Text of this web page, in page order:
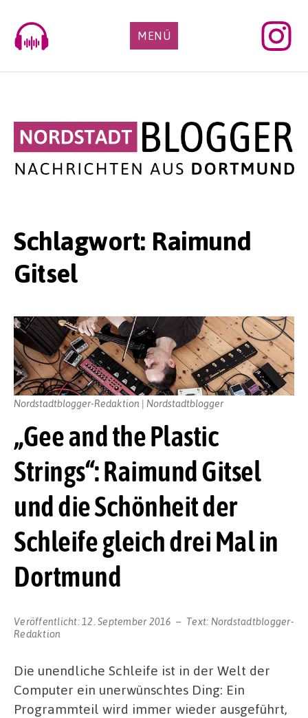
content
MENÜ
Schlagwort: Raimund
Gitsel
„Gee and the Plastic
Strings“: Raimund Gitsel
und die Schönheit der
Schleife gleich drei Mal in
Dortmund
Veröffentlicht: 12. September 2016 Text: Nordstadtblogger-
Redaktion
Nordstadtblogger-Redaktion | Nordstadtblogger
Die unendliche Schleife ist in der Welt der
Computer ein unerwünschtes Ding: Ein
Programmteil wird immer wieder ausgeführt,